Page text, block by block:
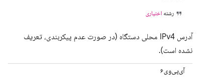
رشته اختیاری
آدرس IPv4 محلی دستگاه (در صورت عدم پیکربندی، تعریف
نشده است).
آی‌پی‌وی۶